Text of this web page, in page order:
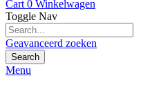
Cart 0 Winkelwagen
Toggle Nav
Geavanceerd zoeken
Search
Menu